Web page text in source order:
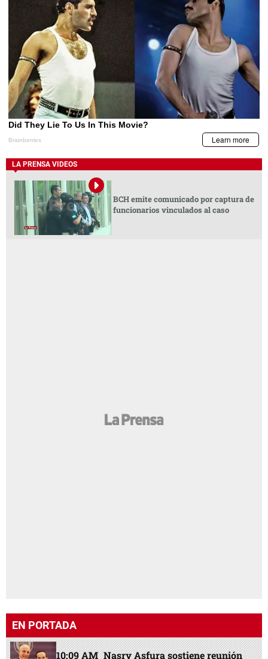
LA PRENSA VIDEOS
BCH emite comunicado por captura de
funcionarios vinculados al caso
EN PORTADA
10:09 AM Nasry Asfura sostiene reunión